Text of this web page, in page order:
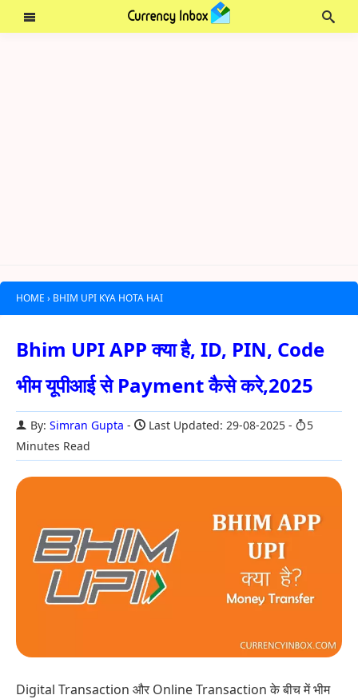
HOME › BHIM UPI KYA HOTA HAI
Bhim UPI APP क्या है, ID, PIN, Code
भीम यूपीआई से Payment कैसे करे,2025
By: Simran Gupta Last Updated: 29-08-2025
5
Minutes Read
Digital Transaction और Online Transaction के बीच में भीम